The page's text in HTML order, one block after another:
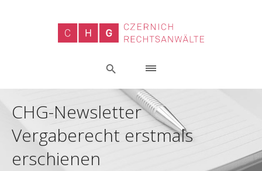
CHG-Newsletter
Vergaberecht erstmals
erschienen